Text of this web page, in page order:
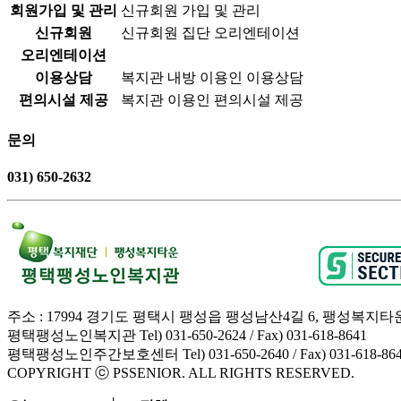
회원가입 및 관리 신규회원 가입 및 관리
신규회원
신규회원 집단 오리엔테이션
오리엔테이션
이용상담
복지관 내방 이용인 이용상담
편의시설 제공
복지관 이용인 편의시설 제공
문의
031) 650-2632
주소 : 17994 경기도 평택시 팽성읍 팽성남산4길 6, 팽성복지타
평택팽성노인복지관 Tel) 031-650-2624 / Fax) 031-618-8641
평택팽성노인주간보호센터 Tel) 031-650-2640 / Fax) 031-618-
COPYRIGHT ⓒ PSSENIOR. ALL RIGHTS RESERVED.